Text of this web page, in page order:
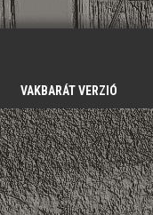
VAKBARÁT VERZIÓ